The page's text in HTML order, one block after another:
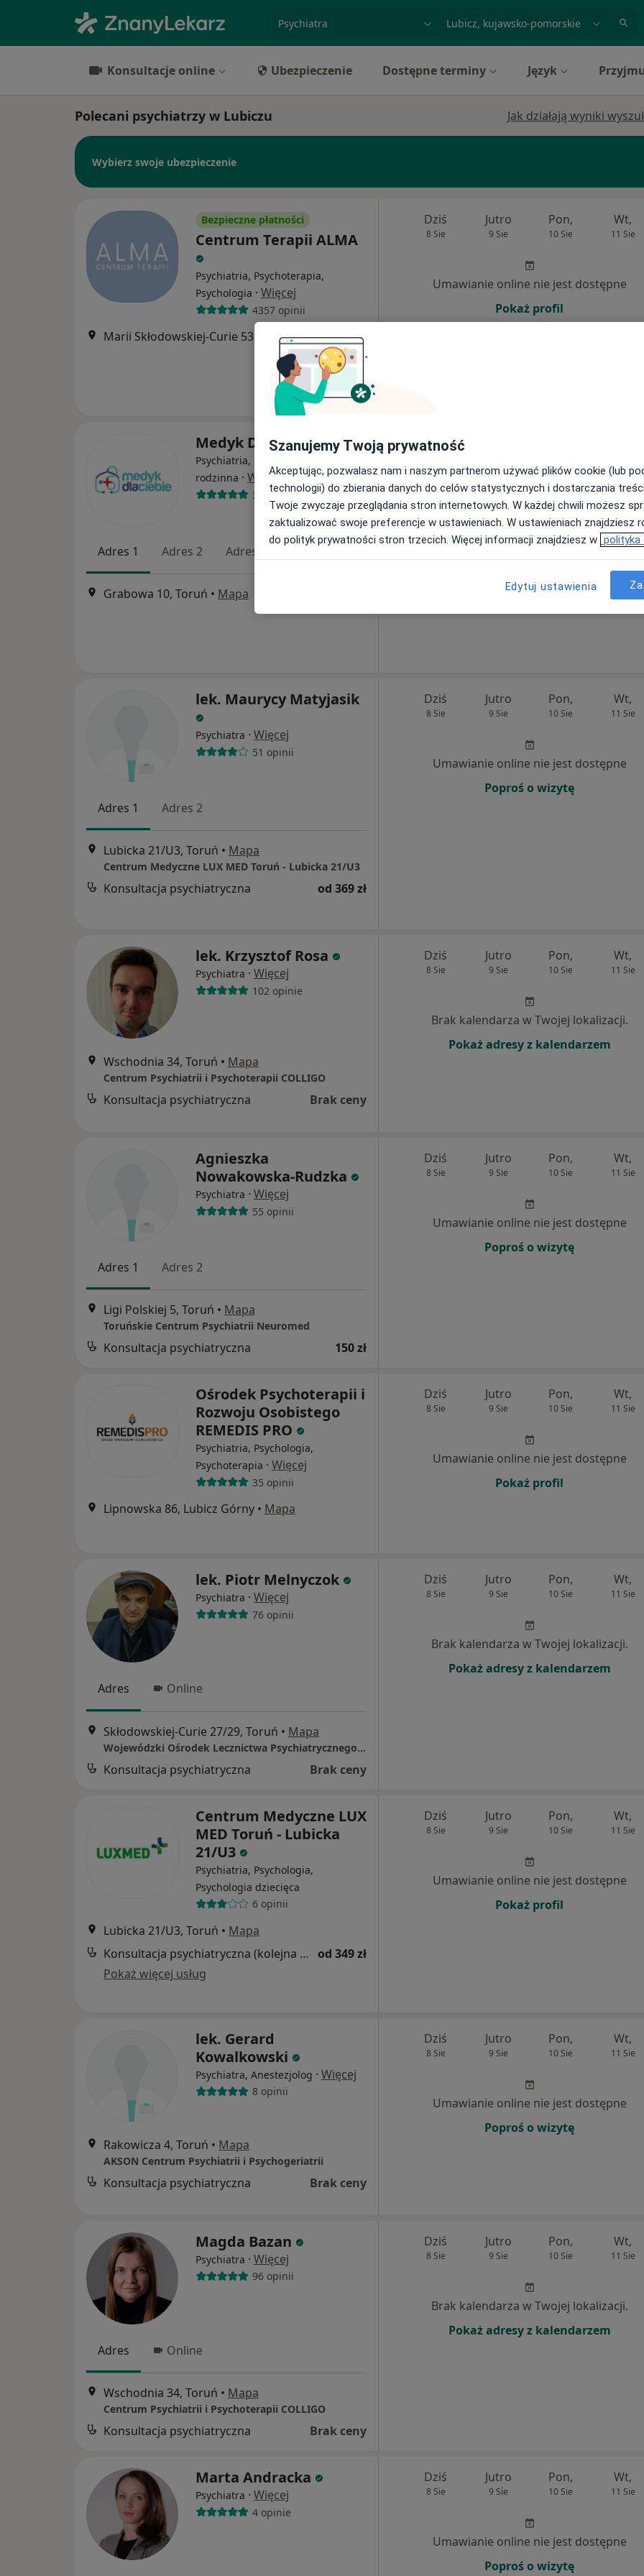
Konsultacje online Ubezpieczenie Dostępne terminy Język
Polecani psychiatrzy w Lubiczu Jak działają wyniki
Wybierz swoje ubezpieczenie
Bezpieczne płatności
Centrum Terapii ALMA
Psychiatria, Psychoterapia,
Psychologia · Więcej
4357 opinii
Marii Skłodowskiej-Curie 53, Toruń•Mapa
Dziś
8 Sie
Jutro
9 Sie
Pon,
10 Sie
Wt,
11 Sie
Umawianie online nie jest dostępne
Pokaż profil
Medyk Dla Ciebie
Psychiatria, Pediatria, Medycyna
rodzinna · Więcej
3548 opinii
Adres 1 Adres 2 Adres 3
Grabowa 10, Toruń • Mapa
Dziś
Umawianie online nie jest dostępne
Pokaż profil
lek. Maurycy Matyjasik
Psychiatra · Więcej
51 opinii
Adres 1 Adres 2
Lubicka 21/U3, Toruń • Mapa
Centrum Medyczne LUX MED Toruń - Lubicka 21/U3
Konsultacja psychiatryczna od 369 zł
Dziś
8 Sie
Jutro
9 Sie
Pon,
10 Sie
Wt,
11 Sie
Umawianie online nie jest dostępne
Poproś o wizytę
lek. Krzysztof Rosa
Psychiatra · Więcej
102 opinie
Wschodnia 34, Toruń • Mapa
Centrum Psychiatrii i Psychoterapii COLLIGO
Konsultacja psychiatryczna Brak ceny
Dziś
8 Sie
Jutro
9 Sie
Pon,
10 Sie
Wt,
11 Sie
Brak kalendarza w Twojej lokalizacji.
Pokaż adresy z kalendarzem
Agnieszka
Nowakowska-Rudzka
Psychiatra · Więcej
55 opinii
Adres 1 Adres 2
Ligi Polskiej 5, Toruń • Mapa
Toruńskie Centrum Psychiatrii Neuromed
Konsultacja psychiatryczna 150 zł
Dziś
8 Sie
Jutro
9 Sie
Pon,
10 Sie
Wt,
11 Sie
Umawianie online nie jest dostępne
Poproś o wizytę
Ośrodek Psychoterapii i
Rozwoju Osobistego
REMEDIS PRO
Psychiatria, Psychologia,
Psychoterapia · Więcej
35 opinii
Lipnowska 86, Lubicz Górny • Mapa
Dziś
8 Sie
Jutro
9 Sie
Pon,
10 Sie
Wt,
11 Sie
Umawianie online nie jest dostępne
Pokaż profil
lek. Piotr Melnyczok
Psychiatra · Więcej
76 opinii
Adres Online
Skłodowskiej-Curie 27/29, Toruń • Mapa
Wojewódzki Ośrodek Lecznictwa Psychiatrycznego w Toruniu
Konsultacja psychiatryczna Brak ceny
Dziś
8 Sie
Jutro
9 Sie
Pon,
10 Sie
Wt,
11 Sie
Brak kalendarza w Twojej lokalizacji.
Pokaż adresy z kalendarzem
Centrum Medyczne LUX
MED Toruń - Lubicka
21/U3
Psychiatria, Psychologia,
Psychologia dziecięca
6 opinii
Lubicka 21/U3, Toruń • Mapa
Konsultacja psychiatryczna (kolejna wizyta) od 349 zł
Pokaż więcej usług
Dziś
8 Sie
Jutro
9 Sie
Pon,
10 Sie
Wt,
11 Sie
Umawianie online nie jest dostępne
Pokaż profil
lek. Gerard
Kowalkowski
Psychiatra, Anestezjolog · Więcej
8 opinii
Rakowicza 4, Toruń • Mapa
AKSON Centrum Psychiatrii i Psychogeriatrii
Konsultacja psychiatryczna Brak ceny
Dziś
8 Sie
Jutro
9 Sie
Pon,
10 Sie
Wt,
11 Sie
Umawianie online nie jest dostępne
Poproś o wizytę
Magda Bazan
Psychiatra · Więcej
96 opinii
Adres Online
Wschodnia 34, Toruń • Mapa
Centrum Psychiatrii i Psychoterapii COLLIGO
Konsultacja psychiatryczna Brak ceny
Dziś
8 Sie
Jutro
9 Sie
Pon,
10 Sie
Wt,
11 Sie
Brak kalendarza w Twojej lokalizacji.
Pokaż adresy z kalendarzem
Marta Andracka
Psychiatra · Więcej
4 opinie
Dziś
8 Sie
Jutro
9 Sie
Pon,
10 Sie
Wt,
11 Sie
Umawianie online nie jest dostępne
Poproś o wizytę
Szanujemy Twoją prywatność
Akceptując, pozwalasz nam i naszym partnerom używać plików cookie (lub
technologii) do zbierania danych do celów statystycznych i dostarczania
Twoje zwyczaje przeglądania stron internetowych. W każdej chwili możesz
zaktualizować swoje preferencje w ustawieniach. W ustawieniach znajdziesz
do polityk prywatności stron trzecich. Więcej informacji znajdziesz w polityka
Edytuj ustawienia